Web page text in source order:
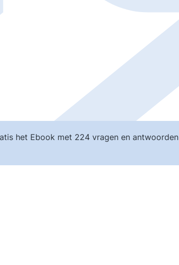
het Ebook met 224 vragen en antwoorden